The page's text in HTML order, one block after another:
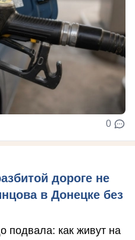
0
дороге не
в Донецке без
подвала: как живут на